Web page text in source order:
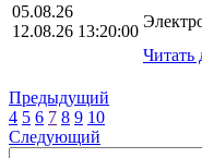
05.08.26
12.08.26 13:20:00
Читать
Предыдущий
4 5 6 7 8 9 10
Следующий